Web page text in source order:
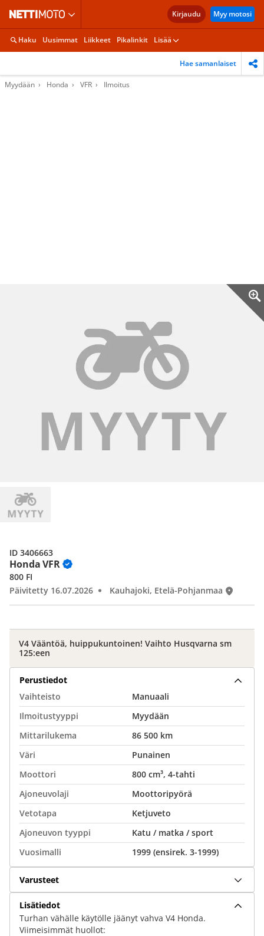
Kirjaudu Myy motosi
Haku Uusimmat Liikkeet Pikalinkit Lisää
Hae samanlaiset
Myydään Honda VFR Ilmoitus
Honda VFR
800 FI
Päivitetty 16.07.2026
Kauhajoki, Etelä-Pohjanmaa
ID 3406663
V4 Vääntöä, huippukuntoinen! Vaihto Husqvarna sm
125:een
Perustiedot
Vaihteisto
Manuaali
Ilmoitustyyppi
Myydään
Mittarilukema
86 500 km
Väri
Punainen
Moottori
800 cm³, 4-tahti
Ajoneuvolaji
Moottoripyörä
Vetotapa
Ketjuveto
Ajoneuvon tyyppi
Katu / matka / sport
Vuosimalli
1999 (ensirek. 3-1999)
Varusteet
Lisätiedot
Turhan vähälle käytölle jäänyt vahva V4 Honda.
Viimeisimmät huollot: